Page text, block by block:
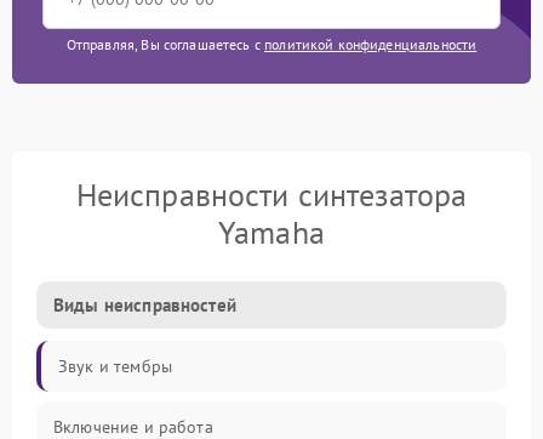
Отправляя, Вы соглашаетесь с политикой конфиденциальности
Неисправности синтезатора
Yamaha
Виды неисправностей
Звук и тембры
Включение и работа